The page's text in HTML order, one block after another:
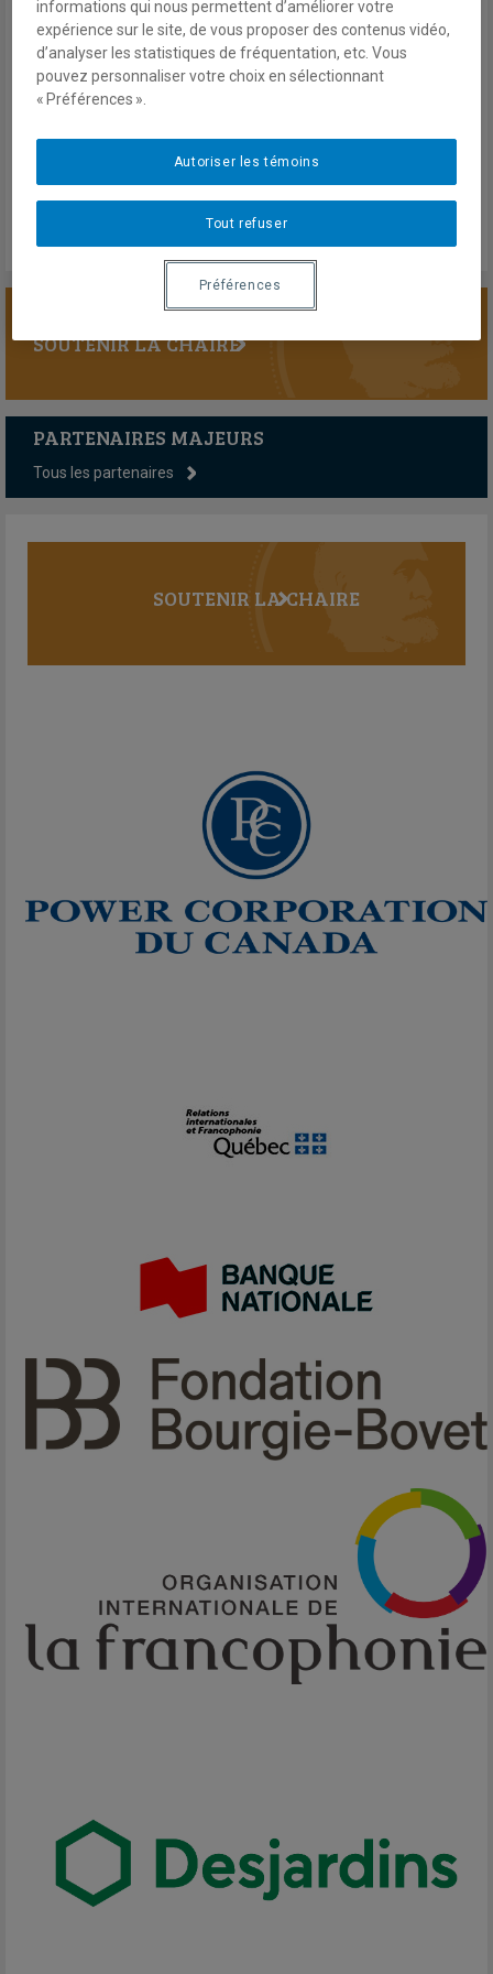
close. Driven by anti-Western sentiment, Iran’s posture no
longer follows the “Neither East nor West” doctrine of its
past.
En savoir plus
SOUTENIR LA CHAIRE
PARTENAIRES MAJEURS
Tous les partenaires
SOUTENIR LA CHAIRE
informations qui nous permettent d’améliorer votre
expérience sur le site, de vous proposer des contenus vidéo,
d’analyser les statistiques de fréquentation, etc. Vous
pouvez personnaliser votre choix en sélectionnant
« Préférences ».
Tout refuser
Autoriser les témoins
Préférences